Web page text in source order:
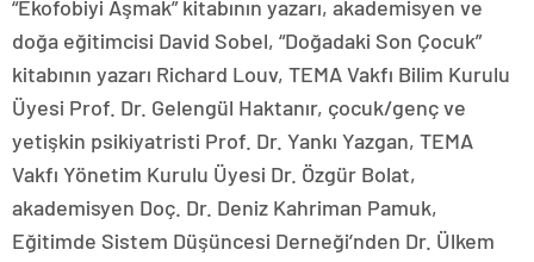
“Ekofobiyi Aşmak” kitabının yazarı, akademisyen ve
doğa eğitimcisi David Sobel, “Doğadaki Son Çocuk”
kitabının yazarı Richard Louv, TEMA Vakfı Bilim Kurulu
Üyesi Prof. Dr. Gelengül Haktanır, çocuk/genç ve
yetişkin psikiyatristi Prof. Dr. Yankı Yazgan, TEMA
Vakfı Yönetim Kurulu Üyesi Dr. Özgür Bolat,
akademisyen Doç. Dr. Deniz Kahriman Pamuk,
Eğitimde Sistem Düşüncesi Derneği’nden Dr. Ülkem